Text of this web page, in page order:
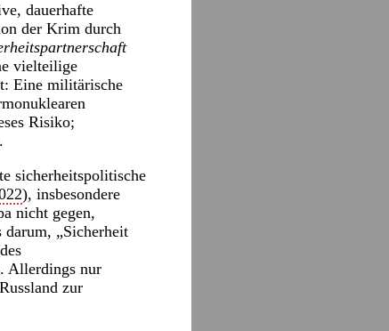
dauerhafte
der Krim durch
vielteilige
Eine militärische
Risiko;
sicherheitspolitische
), insbesondere
nicht gegen,
„Sicherheit
Allerdings nur
zur